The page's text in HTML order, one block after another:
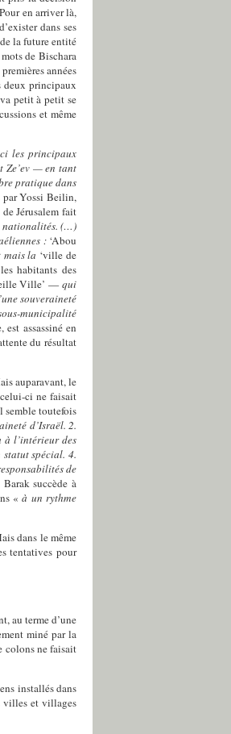
en arriver là,
dans ses
la future entité
de Bischara
années
deux principaux
petit à petit se
et même
les principaux
Ze’ev — en tant
pratique dans
par Yossi Beilin,
Jérusalem fait
nationalités. (…)
: ‘Abou
mais la ‘ville de
habitants des
Ville’ — qui
souveraineté
municipalité
assassiné en
du résultat
auparavant, le
ci ne faisait
semble toutefois
d’Israël. 2.
à l’intérieur des
spécial. 4.
de
succède à
«à un rythme
dans le même
tentatives pour
au terme d’une
miné par la
colons ne faisait
installés dans
villes et villages